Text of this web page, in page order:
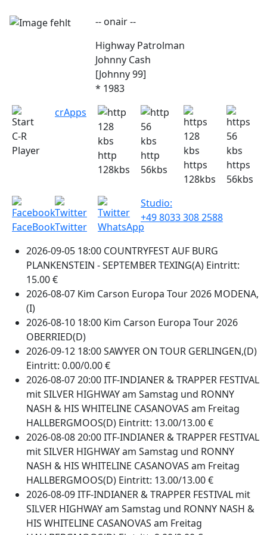
-- onair --
Highway Patrolman
Johnny Cash
[Johnny 99]
* 1983
C-R
Player
crApps
http
128kbs
http
56kbs
https
128kbs
https
56kbs
FaceBookTwitter WhatsApp
Studio:
+49 8033 308 2588
2026-09-05 18:00 COUNTRYFEST AUF BURG
PLANKENSTEIN - SEPTEMBER TEXING(A) Eintritt:
15.00 €
2026-08-07 Kim Carson Europa Tour 2026 MODENA,
(I)
2026-08-10 18:00 Kim Carson Europa Tour 2026
OBERRIED(D)
2026-09-12 18:00 SAWYER ON TOUR GERLINGEN,(D)
Eintritt: 0.00/0.00 €
2026-08-07 20:00 ITF-INDIANER & TRAPPER FESTIVAL
mit SILVER HIGHWAY am Samstag und RONNY
NASH & HIS WHITELINE CASANOVAS am Freitag
HALLBERGMOOS(D) Eintritt: 13.00/13.00 €
2026-08-08 20:00 ITF-INDIANER & TRAPPER FESTIVAL
mit SILVER HIGHWAY am Samstag und RONNY
NASH & HIS WHITELINE CASANOVAS am Freitag
HALLBERGMOOS(D) Eintritt: 13.00/13.00 €
2026-08-09 ITF-INDIANER & TRAPPER FESTIVAL mit
SILVER HIGHWAY am Samstag und RONNY NASH &
HIS WHITELINE CASANOVAS am Freitag